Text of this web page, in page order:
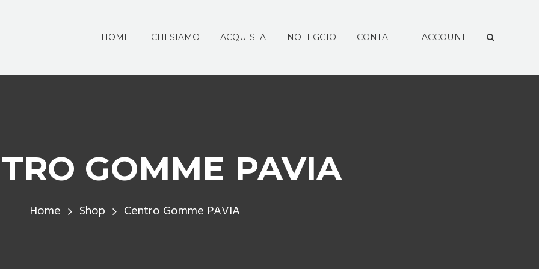
HOME CHI SIAMO ACQUISTA NOLEGGIO CONTATTI ACCOUNT
GOMME PAVIA
Home Shop Centro Gomme PAVIA